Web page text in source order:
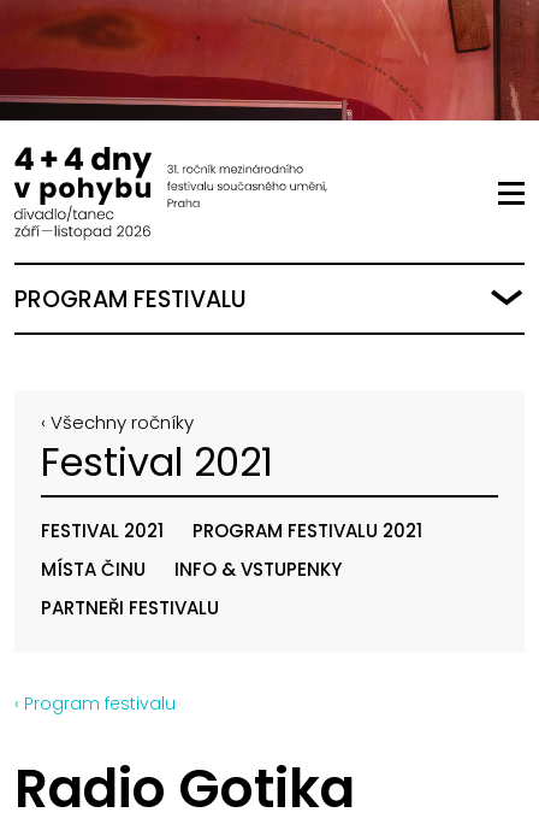
PROGRAM FESTIVALU
‹ Všechny ročníky
Festival 2021
FESTIVAL 2021
PROGRAM FESTIVALU 2021
MÍSTA ČINU
INFO & VSTUPENKY
PARTNEŘI FESTIVALU
‹ Program festivalu
Radio Gotika